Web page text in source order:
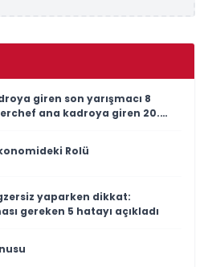
giren son yarışmacı 8
ana kadroya giren 20.
Rolü
yaparken dikkat:
gereken 5 hatayı açıkladı